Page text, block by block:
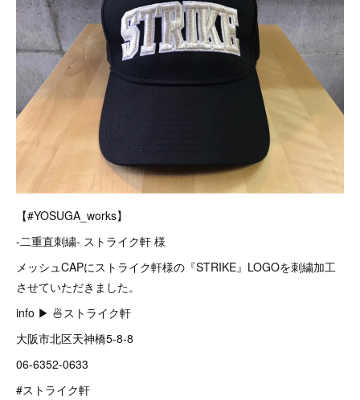
【#YOSUGA_works】
-二重直刺繍- ストライク軒 様
メッシュCAPにストライク軒様の『STRIKE』LOGOを刺繍加工
させていただきました。
info ▶︎ 🍜ストライク軒
大阪市北区天神橋5-8-8
06-6352-0633
#ストライク軒